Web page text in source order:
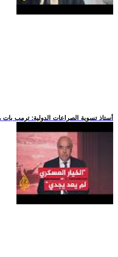
.. أستاذ تسوية الصراعات الدولية: ترمب بات